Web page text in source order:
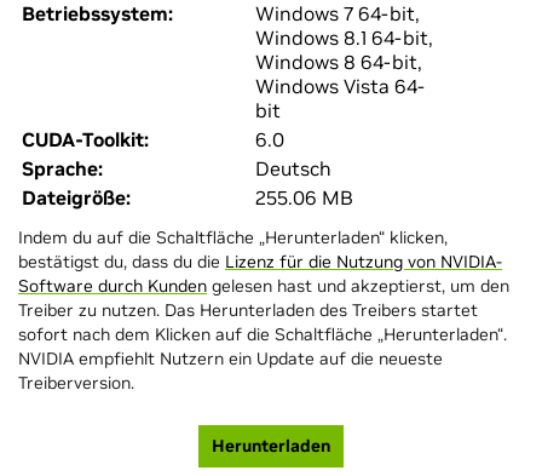
Betriebssystem:
Windows 7 64-bit,
Windows 8.1 64-bit,
Windows 8 64-bit,
Windows Vista 64-
bit
CUDA-Toolkit:
6.0
Sprache:
Deutsch
Dateigröße:
255.06 MB
Indem du auf die Schaltfläche „Herunterladen“ klicken,
bestätigst du, dass du die Lizenz für die Nutzung von NVIDIA-
Software durch Kunden gelesen hast und akzeptierst, um den
Treiber zu nutzen. Das Herunterladen des Treibers startet
sofort nach dem Klicken auf die Schaltfläche „Herunterladen“.
NVIDIA empfiehlt Nutzern ein Update auf die neueste
Treiberversion.
Herunterladen